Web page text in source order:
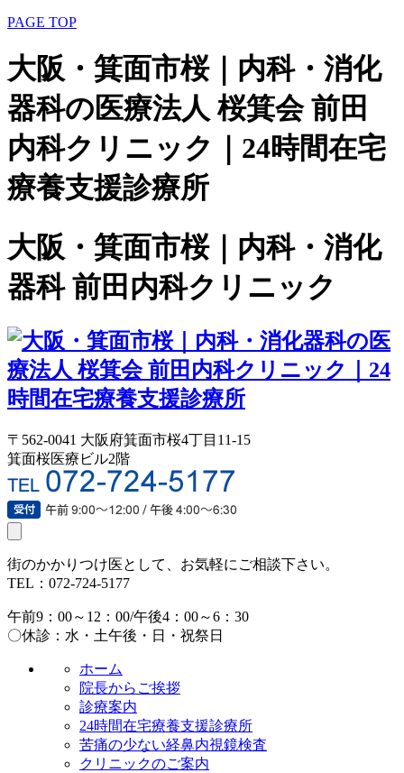
PAGE TOP
大阪・箕面市桜｜内科・消化
器科の医療法人 桜箕会 前田
内科クリニック｜24時間在宅
療養支援診療所
大阪・箕面市桜｜内科・消化
器科 前田内科クリニック
〒562-0041 大阪府箕面市桜4丁目11‐15
箕面桜医療ビル2階
navigation
街のかかりつけ医として、お気軽にご相談下さい。
TEL： 072-724-5177
午前9：00～12：00/午後4：00～6：30
〇休診：水・土午後・日・祝祭日
ホーム
院長からご挨拶
診療案内
24時間在宅療養支援診療所
苦痛の少ない経鼻内視鏡検査
クリニックのご案内